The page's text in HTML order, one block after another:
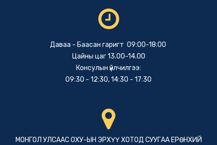
Даваа - Баасан гаригт 09:00-18:00
Цайны цаг 13.00-14.00
Консулын үйлчилгээ:
09:30 - 12:30, 14:30 - 17:30
МОНГОЛ УЛСААС ОХУ-ЫН ЭРХҮҮ ХОТОД СУУГАА ЕРӨНХИЙ